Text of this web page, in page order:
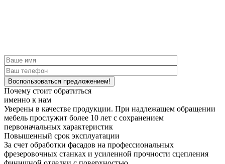
Почему стоит обратиться
именно к нам
Уверены в качестве продукции. При надлежащем обращении
мебель прослужит более 10 лет с сохранением
первоначальных характеристик
Повышенный срок эксплуатации
За счет обработки фасадов на профессиональных
фрезеровочных станках и усиленной прочности сцепления